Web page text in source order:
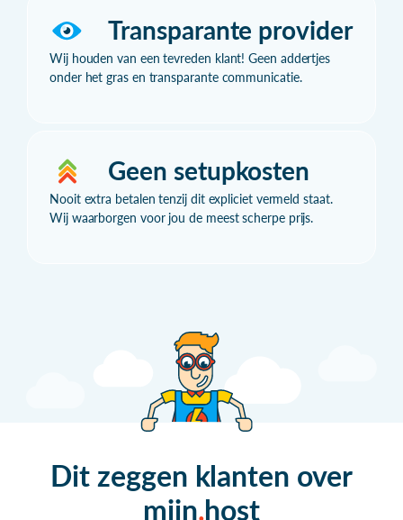
Transparante provider
Wij houden van een tevreden klant! Geen addertjes
onder het gras en transparante communicatie.
Geen setupkosten
Nooit extra betalen tenzij dit expliciet vermeld staat.
Wij waarborgen voor jou de meest scherpe prijs.
Dit zeggen klanten over
mijn host